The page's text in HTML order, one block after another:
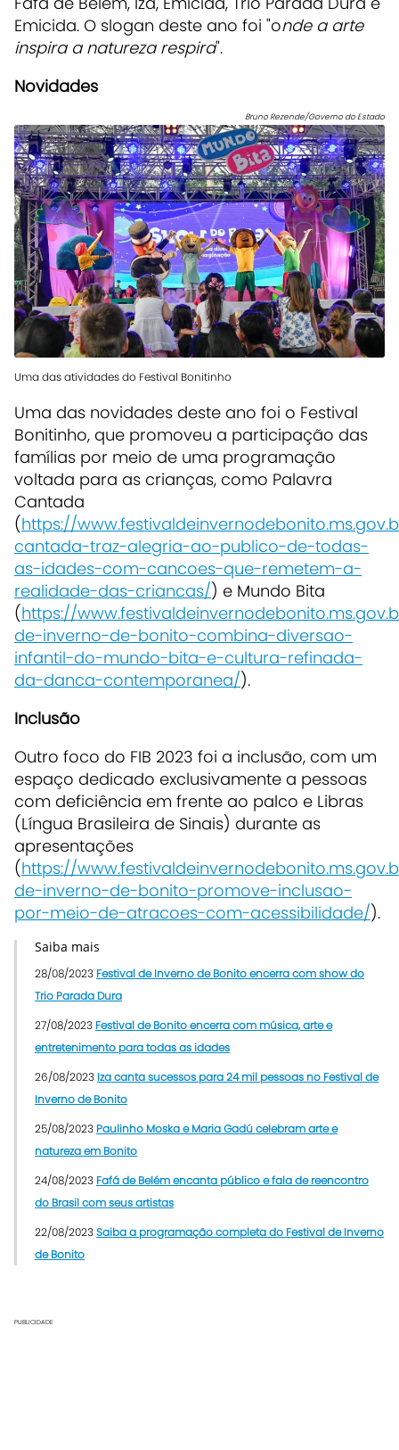
Emicida. O slogan deste ano foi "onde a arte
inspira a natureza respira".
Novidades
Bruno Rezende/Governo do Estado
Uma das atividades do Festival Bonitinho
Uma das novidades deste ano foi o Festival
Bonitinho, que promoveu a participação das
famílias por meio de uma programação
voltada para as crianças, como Palavra
Cantada
(https://
cantada-traz-alegria-ao-publico-de-todas-
as-idades-com-cancoes-que-remetem-a-
realidade-das-criancas/) e Mundo Bita
(https://
de-inverno-de-bonito-combina-diversao-
infantil-do-mundo-bita-e-cultura-refinada-
da-danca-contemporanea/).
Inclusão
Outro foco do FIB 2023 foi a inclusão, com um
espaço dedicado exclusivamente a pessoas
com deficiência em frente ao palco e Libras
(Língua Brasileira de Sinais) durante as
apresentações
(https://
de-inverno-de-bonito-promove-inclusao-
por-meio-de-atracoes-com-acessibilidade/).
Saiba mais
28/08/2023 Festival de Inverno de Bonito encerra com show do
Trio Parada Dura
27/08/2023 Festival de Bonito encerra com música, arte e
entretenimento para todas as idades
26/08/2023 Iza canta sucessos para 24 mil pessoas no Festival de
Inverno de Bonito
25/08/2023 Paulinho Moska e Maria Gadú celebram arte e
natureza em Bonito
24/08/2023 Fafá de Belém encanta público e fala de reencontro
do Brasil com seus artistas
22/08/2023Saiba a programação completa do Festival de Inverno
de Bonito
PUBLICIDADE